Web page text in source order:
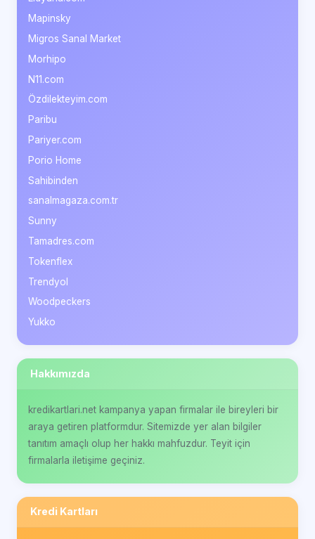
Mapinsky
Migros Sanal Market
Morhipo
N11.com
Özdilekteyim.com
Paribu
Pariyer.com
Porio Home
Sahibinden
sanalmagaza.com.tr
Sunny
Tamadres.com
Tokenflex
Trendyol
Woodpeckers
Yukko
Hakkımızda
kredikartlari.net kampanya yapan firmalar ile bireyleri bir
araya getiren platformdur. Sitemizde yer alan bilgiler
tanıtım amaçlı olup her hakkı mahfuzdur. Teyit için
firmalarla iletişime geçiniz.
Kredi Kartları